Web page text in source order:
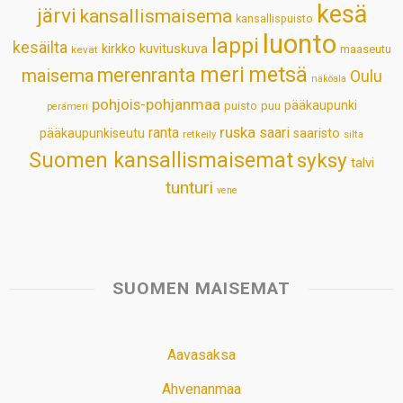
järvi kansallismaisema kansallispuisto kesä
kesäilta kevät kirkko kuvituskuva lappi luonto maaseutu
maisema merenranta meri metsä näköala Oulu
perämeri pohjois-pohjanmaa puisto puu pääkaupunki
pääkaupunkiseutu ranta retkeily ruska saari saaristo silta
Suomen kansallismaisematsyksy talvi
tunturi vene
SUOMEN MAISEMAT
Aavasaksa
Ahvenanmaa